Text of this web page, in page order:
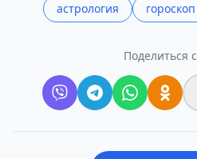
астрология гороскоп
Поделиться